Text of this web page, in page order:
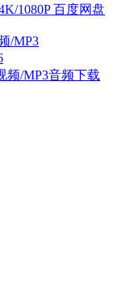
1080P 百度网盘
/MP3
频/MP3音频下载